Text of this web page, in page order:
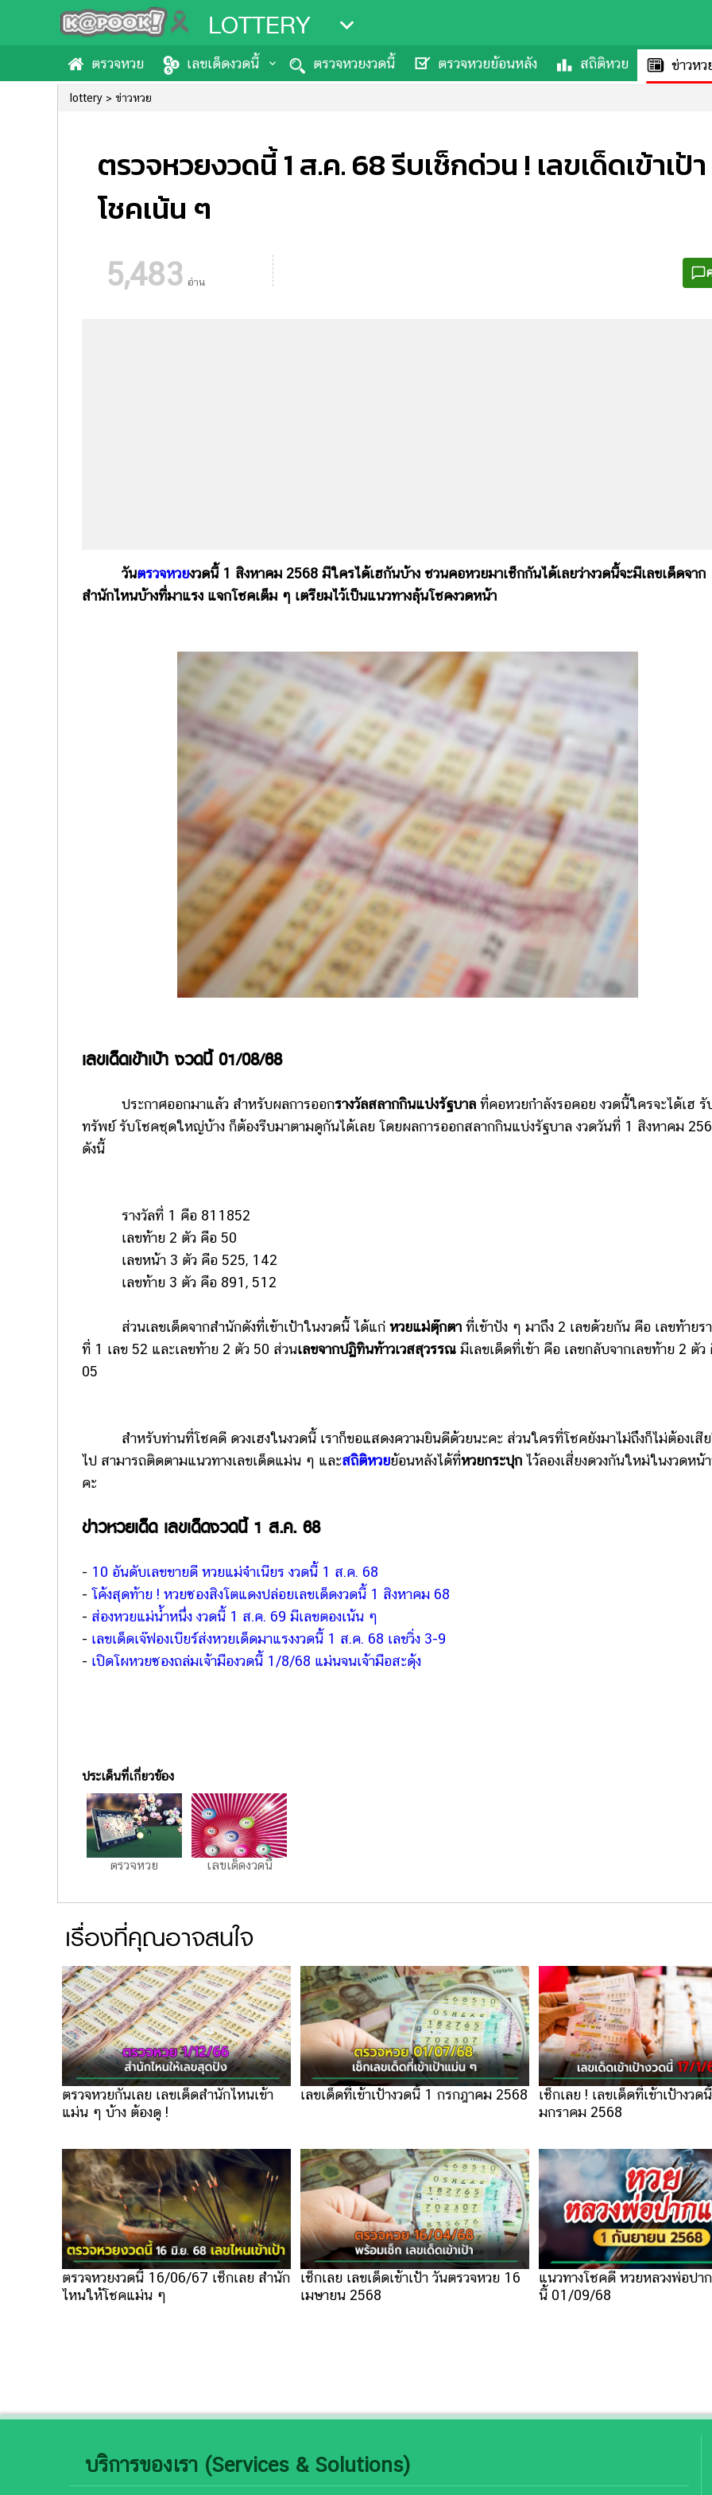
LOTTERY
ตรวจหวย เลขเด็ดงวดนี้ ตรวจหวยงวดนี้ ตรวจหวยย้อนหลัง สถิติหวย ข่าวหว
lottery ข่าวหวย
ตรวจหวยงวดนี้ 1 ส.ค. 68 รีบเช็กด่วน ! เลขเด็ดเข้าเป้
โชคเน้น ๆ
5,483 อ่าน
วันตรวจหวยงวดนี้ 1 สิงหาคม 2568 มีใครได้เฮกันบ้าง ชวนคอหวยมาเช็กกันได้เลยว่างวดนี้จะมีเลขเด็ดจาก
สำนักไหนบ้างที่มาแรง แจกโชคเต็ม ๆ เตรียมไว้เป็นแนวทางลุ้นโชคงวดหน้า
เลขเด็ดเข้าเป้า งวดนี้ 01/08/68
ประกาศออกมาแล้ว สำหรับผลการออกรางวัลสลากกินแบ่งรัฐบาล ที่คอหวยกำลังรอคอย งวดนี้ใครจะได้เฮ รั
ทรัพย์ รับโชคชุดใหญ่บ้าง ก็ต้องรีบมาตามดูกันได้เลย โดยผลการออกสลากกินแบ่งรัฐบาล งวดวันที่ 1 สิงหาคม
ดังนี้
รางวัลที่ 1 คือ 811852
เลขท้าย 2 ตัว คือ 50
เลขหน้า 3 ตัว คือ 525, 142
เลขท้าย 3 ตัว คือ 891, 512
ส่วนเลขเด็ดจากสำนักดังที่เข้าเป้าในงวดนี้ ได้แก่ หวยแม่ตุ๊กตา ที่เข้าปัง ๆ มาถึง 2 เลขด้วยกัน คือ เลขท้ายร
ที่ 1 เลข 52 และเลขท้าย 2 ตัว 50 ส่วนเลขจากปฏิทินท้าวเวสสุวรรณ มีเลขเด็ดที่เข้า คือ เลขกลับจากเลขท้าย 2 ตัว
05
สำหรับท่านที่โชคดี ดวงเฮงในงวดนี้ เราก็ขอแสดงความยินดีด้วยนะคะ ส่วนใครที่โชคยังมาไม่ถึงก็ไม่ต้องเสี
ไป สามารถติดตามแนวทางเลขเด็ดแม่น ๆ และสถิติหวยย้อนหลังได้ที่หวยกระปุก ไว้ลองเสี่ยงดวงกันใหม่ในงวดหน้
คะ
ข่าวหวยเด็ด เลขเด็ดงวดนี้ 1 ส.ค. 68
- 10 อันดับเลขขายดี หวยแม่จำเนียร งวดนี้ 1 ส.ค. 68
- โค้งสุดท้าย ! หวยซองสิงโตแดงปล่อยเลขเด็ดงวดนี้ 1 สิงหาคม 68
- ส่องหวยแม่น้ำหนึ่ง งวดนี้ 1 ส.ค. 69 มีเลขตองเน้น ๆ
- เลขเด็ดเจ๊ฟองเบียร์ส่งหวยเด็ดมาแรงงวดนี้ 1 ส.ค. 68 เลขวิ่ง 3-9
- เปิดโผหวยซองถล่มเจ้ามืองวดนี้ 1/8/68 แม่นจนเจ้ามือสะดุ้ง
ประเด็นที่เกี่ยวข้อง
ตรวจหวย เลขเด็ดงวดนี้
เรื่องที่คุณอาจสนใจ
ตรวจหวยกันเลย เลขเด็ดสำนักไหนเข้า
แม่น ๆ บ้าง ต้องดู !
เลขเด็ดที่เข้าเป้างวดนี้ 1 กรกฎาคม 2568
เช็กเลย ! เลขเด็ดที่เข้าเป้างวด
มกราคม 2568
ตรวจหวยงวดนี้ 16/06/67 เช็กเลย สำนัก
ไหนให้โชคแม่น ๆ
เช็กเลย เลขเด็ดเข้าเป้า วันตรวจหวย 16
เมษายน 2568
แนวทางโชคดี หวยหลวงพ่อปา
นี้ 01/09/68
บริการของเรา (Services & Solutions)